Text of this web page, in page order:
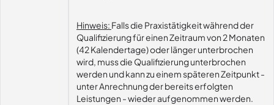
Hinweis: Falls die Praxistätigkeit während der
Qualifizierung für einen Zeitraum von 2 Monaten
(42 Kalendertage) oder länger unterbrochen
wird, muss die Qualifizierung unterbrochen
werden und kann zu einem späteren Zeitpunkt -
unter Anrechnung der bereits erfolgten
Leistungen - wieder aufgenommen werden.